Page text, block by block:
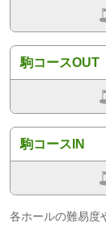
駒コースOUT
駒コースIN
各ホールの難易度